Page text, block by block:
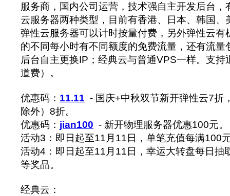
服务商，国内公司运营，技术强自主开发后台，
云服务器两种类型，目前有香港、日本、韩国、
弹性云服务器可以计时按量付费，另外弹性云有
的不同每小时有不同额度的免费流量，还有流量
后台自主更换IP；经典云与普通VPS一样。支持
道费）。
优惠码： 11.11 - 国庆+中秋双节新开弹性云7折
除外）8折。
优惠码： jian100 - 新开物理服务器优惠100元。
活动3：即日起至11月11日，单笔充值每满100
活动4：即日起至11月11日，幸运大转盘每日抽
等奖品。
经典云：